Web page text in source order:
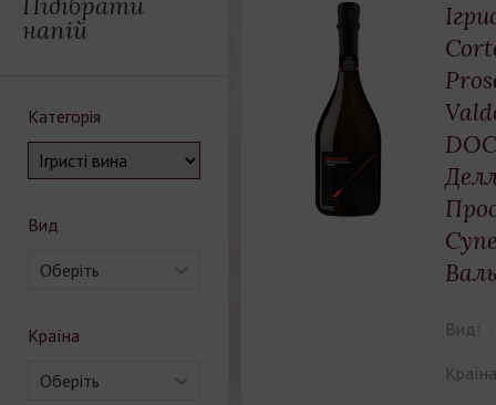
напій
Категорія
Вид
Оберіть
Країна
Оберіть
Вид: